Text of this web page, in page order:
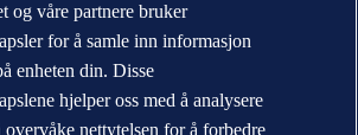
og våre partnere bruker
for å samle inn informasjon
enheten din. Disse
hjelper oss med å analysere
nettytelsen for å forbedre